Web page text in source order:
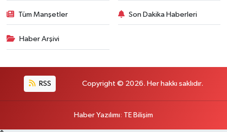
Tüm Manşetler Son Dakika Haberleri
Haber Arşivi
RSS Copyright © 2026. Her hakkı saklıdır.
Haber Yazılımı: TE Bilişim